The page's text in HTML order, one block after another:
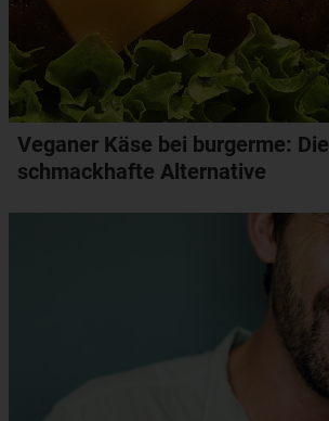
Veganer Käse bei burgerme: Die
schmackhafte Alternative